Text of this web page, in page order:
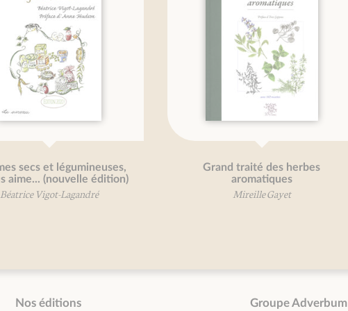
secs et légumineuses,
aime... (nouvelle édition)
Béatrice Vigot-Lagandré
Grand traité des herbes
aromatiques
Mireille Gayet
Nos éditions Groupe Adverbum